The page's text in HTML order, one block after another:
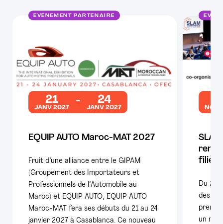
EVÉNEMENT PARTENAIRE
21
JANV 2027
24
JANV 2027
EQUIP AUTO Maroc-MAT 2027
Fruit d’une alliance entre le GIPAM
(Groupement des Importateurs et
Professionnels de l’Automobile au
Maroc) et EQUIP AUTO, EQUIP AUTO
Maroc-MAT fera ses débuts du 21 au 24
janvier 2027 à Casablanca. Ce nouveau
NOV
Du 25
des
un